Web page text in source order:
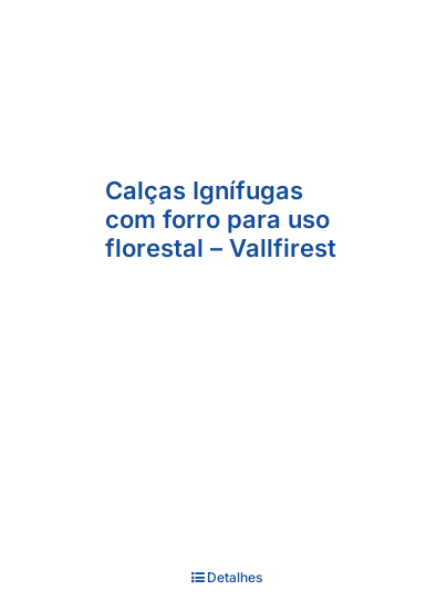
Calças Ignífugas
com forro para uso
florestal – Vallfirest
Detalhes